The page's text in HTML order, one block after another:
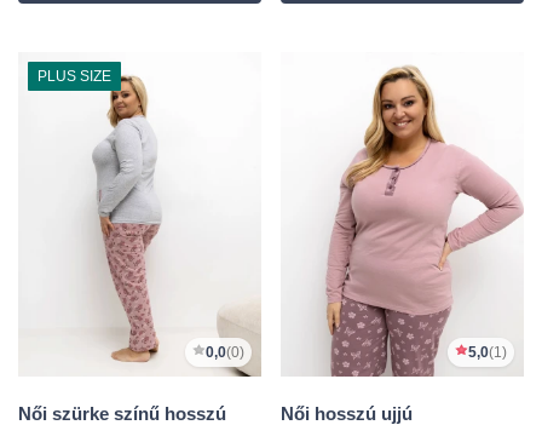
PLUS SIZE
0,0(0)
Női szürke színű hosszú
5,0(1)
Női hosszú ujjú